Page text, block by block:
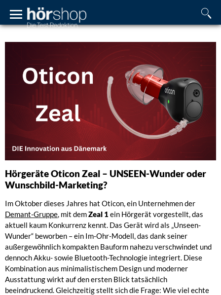
Hörgeräte Oticon Zeal – UNSEEN-Wunder oder
Wunschbild-Marketing?
Im Oktober dieses Jahres hat Oticon, ein Unternehmen der
Demant-Gruppe, mit demZeal 1 ein Hörgerät vorgestellt, das
aktuell kaum Konkurrenz kennt. Das Gerät wird als „Unseen-
Wunder“ beworben – ein Im-Ohr-Modell, das dank seiner
außergewöhnlich kompakten Bauform nahezu verschwindet und
dennoch Akku- sowie Bluetooth-Technologie integriert. Diese
Kombination aus minimalistischem Design und moderner
Ausstattung wirkt auf den ersten Blick tatsächlich
beeindruckend. Gleichzeitig stellt sich die Frage: Wie viel echte